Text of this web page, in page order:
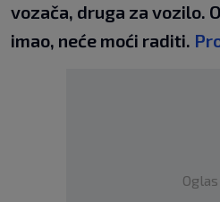
vozača, druga za vozilo.
imao, neće moći raditi.
Oglas